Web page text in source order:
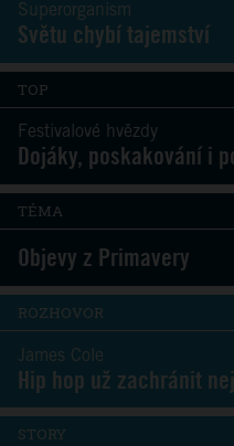
Superorganism
Světu chybí tajemství
TOP
Festivalové hvězdy
Dojáky, poskakování i
TÉMA
Objevy z Primavery
ROZHOVOR
James Cole
Hip hop už zachránit
STORY